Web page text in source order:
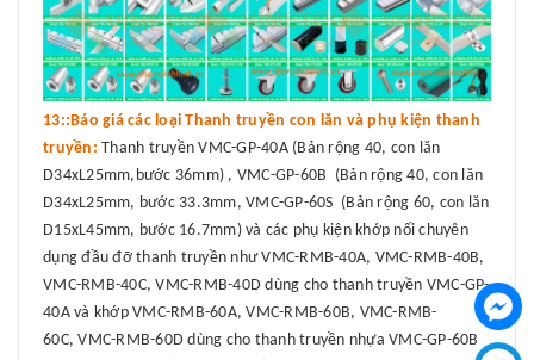
13::Báo giá các loại Thanh truyền con lăn và phụ kiện thanh
truyền: Thanh truyền VMC-GP-40A (Bản rộng 40, con lăn
D34xL25mm,bước 36mm) , VMC-GP-60B (Bản rộng 40, con lăn
D34xL25mm, bước 33.3mm, VMC-GP-60S (Bản rộng 60, con lăn
D15xL45mm, bước 16.7mm) và các phụ kiện khớp nối chuyên
dụng đầu đỡ thanh truyền như VMC-RMB-40A, VMC-RMB-40B,
VMC-RMB-40C, VMC-RMB-40D dùng cho thanh truyền VMC-GP-
40A và khớp VMC-RMB-60A, VMC-RMB-60B, VMC-RMB-
60C, VMC-RMB-60D dùng cho thanh truyền nhựa VMC-GP-60B